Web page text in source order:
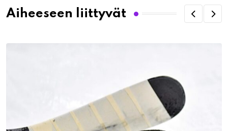
Aiheeseen liittyvät